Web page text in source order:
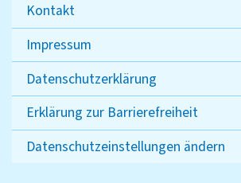
Kontakt
Impressum
Datenschutzerklärung
Erklärung zur Barrierefreiheit
Datenschutzeinstellungen ändern